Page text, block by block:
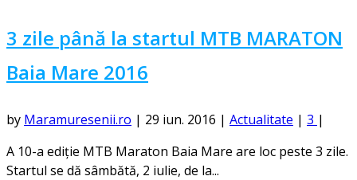
3 zile până la startul MTB MARATON
Baia Mare 2016
by Maramuresenii.ro | 29 iun. 2016 | Actualitate | 3 |
A 10-a ediție MTB Maraton Baia Mare are loc peste 3 zile.
Startul se dă sâmbătă, 2 iulie, de la...